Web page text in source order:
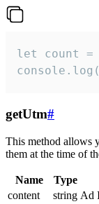
let count =
getUtm#
This method allows
them at the time of
Name Type
content
string Ad